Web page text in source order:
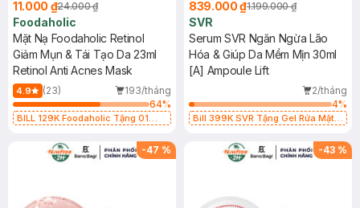
11.000 ₫24.000 ₫
Foodaholic
Mặt Nạ Foodaholic Retinol
Giảm Mụn & Tái Tạo Da 23ml
Retinol Anti Acnes Mask
4.9 (23)
193/tháng
64%
BILL 129K Foodaholic Tặng 01
Ẩm, Phục Hồi 23g (SL có hạn)
839.000 ₫1.199.000 ₫
SVR
Serum SVR Ngăn Ngừa Lão
Hóa & Giúp Da Mềm Mịn 30ml
[A] Ampoule Lift
2/tháng
4%
Bill 399K SVR Tặng Gel Rửa Mặt
(SL có hạn)
-47 % -43 %